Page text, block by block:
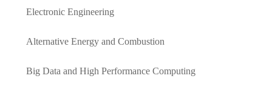
Electronic Engineering
Alternative Energy and Combustion
Big Data and High Performance Computing